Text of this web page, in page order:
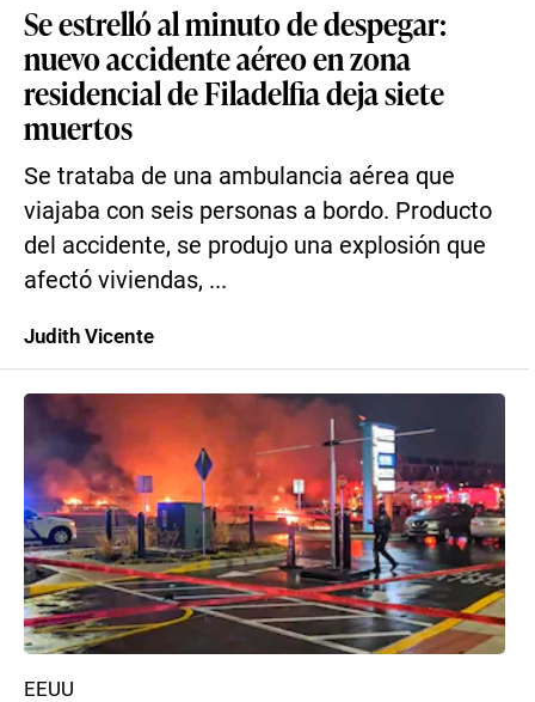
Se estrelló al minuto de despegar:
nuevo accidente aéreo en zona
residencial de Filadelfia deja siete
muertos
Se trataba de una ambulancia aérea que
viajaba con seis personas a bordo. Producto
del accidente, se produjo una explosión que
afectó viviendas, ...
Judith Vicente
EEUU